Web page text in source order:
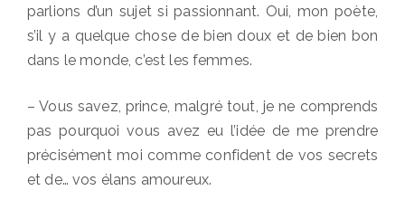
parlions d’un sujet si passionnant. Oui, mon poète,
s’il y a quelque chose de bien doux et de bien bon
dans le monde, c’est les femmes.
– Vous savez, prince, malgré tout, je ne comprends
pas pourquoi vous avez eu l’idée de me prendre
précisément moi comme confident de vos secrets
et de… vos élans amoureux.